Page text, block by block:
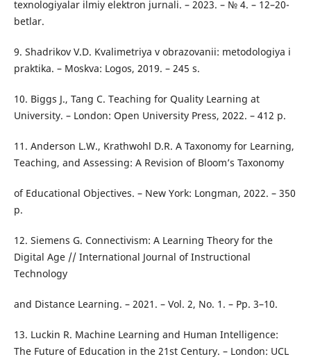
texnologiyalar ilmiy elektron jurnali. – 2023. – № 4. – 12–20-
betlar.
9. Shadrikov V.D. Kvalimetriya v obrazovanii: metodologiya i
praktika. – Moskva: Logos, 2019. – 245 s.
10. Biggs J., Tang C. Teaching for Quality Learning at
University. – London: Open University Press, 2022. – 412 p.
11. Anderson L.W., Krathwohl D.R. A Taxonomy for Learning,
Teaching, and Assessing: A Revision of Bloom’s Taxonomy
of Educational Objectives. – New York: Longman, 2022. – 350
p.
12. Siemens G. Connectivism: A Learning Theory for the
Digital Age // International Journal of Instructional
Technology
and Distance Learning. – 2021. – Vol. 2, No. 1. – Pp. 3–10.
13. Luckin R. Machine Learning and Human Intelligence:
The Future of Education in the 21st Century. – London: UCL